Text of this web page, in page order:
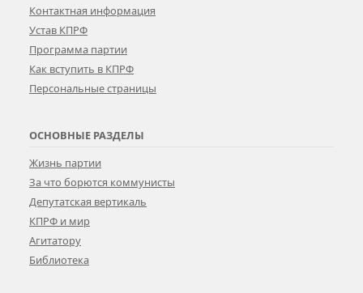
Контактная информация
Устав КПРФ
Программа партии
Как вступить в КПРФ
Персональные страницы
ОСНОВНЫЕ РАЗДЕЛЫ
Жизнь партии
За что борются коммунисты
Депутатская вертикаль
КПРФ и мир
Агитатору
Библиотека